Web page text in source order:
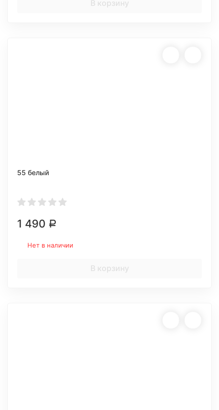
В корзину
55 белый
1 490 Р
Нет в наличии
В корзину